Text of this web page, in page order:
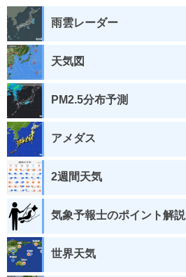
雨雲レーダー
天気図
PM2.5分布予測
アメダス
2週間天気
気象予報士のポイント解説
世界天気